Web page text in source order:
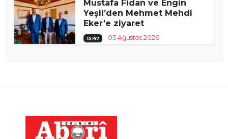
Mustafa Fidan ve Engin
Yeşil’den Mehmet Mehdi
Eker’e ziyaret
15:47 05 Ağustos 2026